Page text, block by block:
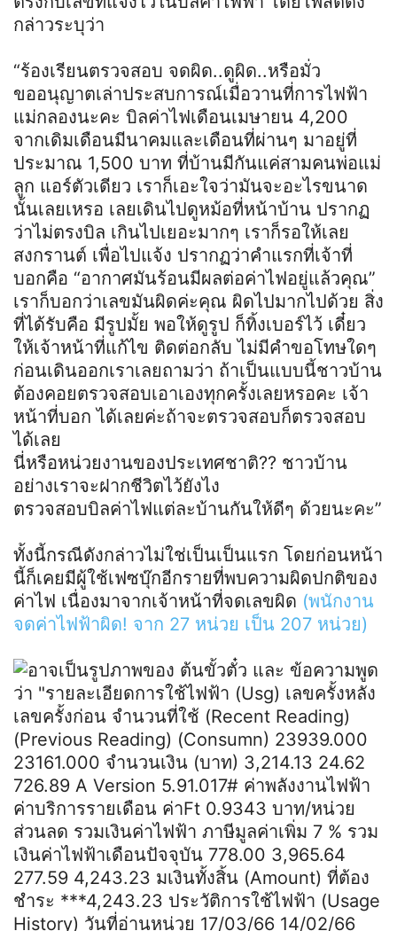
กล่าวระบุว่า
“ร้องเรียนตรวจสอบ จดผิด..ดูผิด..หรือมั่ว
ขออนุญาตเล่าประสบการณ์เมื่อวานที่การไฟฟ้า
แม่กลองนะคะ บิลค่าไฟเดือนเมษายน 4,200
จากเดิมเดือนมีนาคมและเดือนที่ผ่านๆ มาอยู่ที่
ประมาณ 1,500 บาท ที่บ้านมีกันแค่สามคนพ่อแม่
ลูก แอร์ตัวเดียว เราก็เอะใจว่ามันจะอะไรขนาด
นั้นเลยเหรอ เลยเดินไปดูหม้อที่หน้าบ้าน ปรากฏ
ว่าไม่ตรงบิล เกินไปเยอะมากๆ เราก็รอให้เลย
สงกรานต์ เพื่อไปแจ้ง ปรากฏว่าคำแรกที่เจ้าที่
บอกคือ “อากาศมันร้อนมีผลต่อค่าไฟอยู่แล้วคุณ”
เราก็บอกว่าเลขมันผิดค่ะคุณ ผิดไปมากไปด้วย สิ่ง
ที่ได้รับคือ มีรูปมั้ย พอให้ดูรูป ก็ทิ้งเบอร์ไว้ เดี๋ยว
ให้เจ้าหน้าที่แก้ไข ติดต่อกลับ ไม่มีคำขอโทษใดๆ
ก่อนเดินออกเราเลยถามว่า ถ้าเป็นแบบนี้ชาวบ้าน
ต้องคอยตรวจสอบเอาเองทุกครั้งเลยหรอคะ เจ้า
หน้าที่บอก ได้เลยค่ะถ้าจะตรวจสอบก็ตรวจสอบ
ได้เลย
นี่หรือหน่วยงานของประเทศชาติ?? ชาวบ้าน
อย่างเราจะฝากชีวิตไว้ยังไง
ตรวจสอบบิลค่าไฟแต่ละบ้านกันให้ดีๆ ด้วยนะคะ”
ทั้งนี้กรณีดังกล่าวไม่ใช่เป็นเป็นแรก โดยก่อนหน้า
นี้ก็เคยมีผู้ใช้เฟซบุ๊กอีกรายที่พบความผิดปกติของ
ค่าไฟ เนื่องมาจากเจ้าหน้าที่จดเลขผิด (พนักงาน
จดค่าไฟฟ้าผิด! จาก 27 หน่วย เป็น 207 หน่วย)